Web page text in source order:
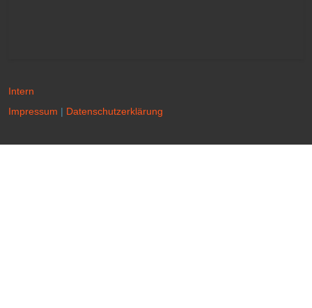
Intern
Impressum | Datenschutzerklärung